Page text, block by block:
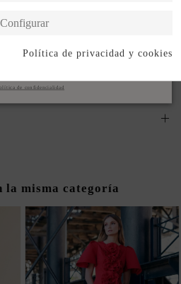
Fáciles Hecho en España
la misma categoría
de confidencialidad
Configurar
Política de privacidad y cookies